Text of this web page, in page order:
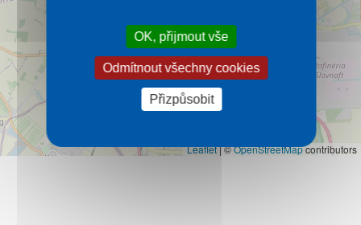
Leaflet|©OpenStreetMapcontributors
OK, přijmout vše
Odmítnout všechny cookies
Přizpůsobit